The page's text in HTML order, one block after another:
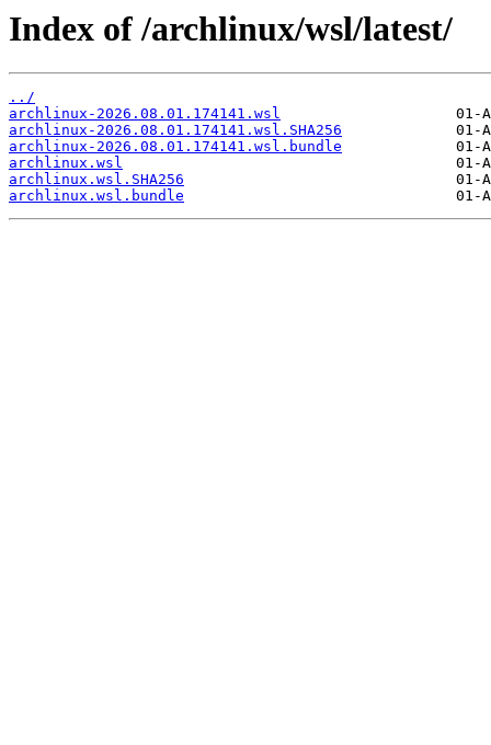
Index of /archlinux/wsl/latest/
../
archlinux-2026.08.01.174141.wsl
archlinux-2026.08.01.174141.wsl.SHA256
archlinux-2026.08.01.174141.wsl.bundle
archlinux.wsl
archlinux.wsl.SHA256
archlinux.wsl.bundle